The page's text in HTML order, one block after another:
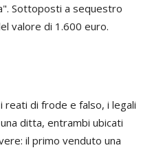
Sottoposti a sequestro
valore di 1.600 euro.
di frode e falso, i legali
ditta, entrambi ubicati
il primo venduto una